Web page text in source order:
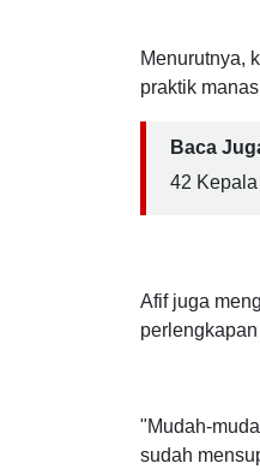
praktik